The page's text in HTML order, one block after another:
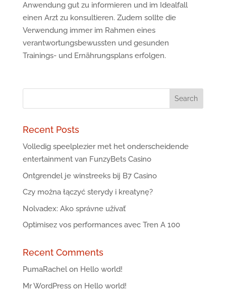
Anwendung gut zu informieren und im Idealfall
einen Arzt zu konsultieren. Zudem sollte die
Verwendung immer im Rahmen eines
verantwortungsbewussten und gesunden
Trainings- und Ernährungsplans erfolgen.
Recent Posts
Volledig speelplezier met het onderscheidende
entertainment van FunzyBets Casino
Ontgrendel je winstreeks bij B7 Casino
Czy można łączyć sterydy i kreatynę?
Nolvadex: Ako správne užívať
Optimisez vos performances avec Tren A 100
Recent Comments
PumaRachelon Hello world!
Mr WordPresson Hello world!